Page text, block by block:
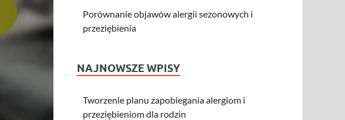
Porównanie objawów alergii sezonowych i
przeziębienia
NAJNOWSZE WPISY
Tworzenie planu zapobiegania alergiom i
przeziębieniom dla rodzin